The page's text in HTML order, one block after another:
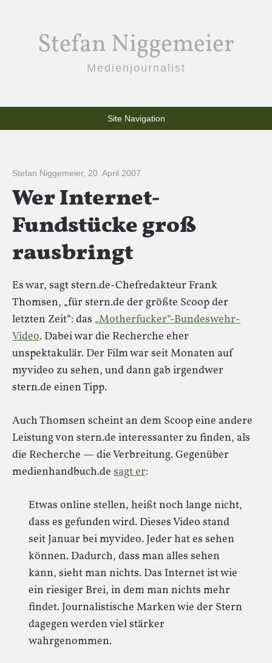
Stefan Niggemeier
Medienjournalist
Site Navigation
Stefan Niggemeier, 20. April 2007
Wer Internet-
Fundstücke groß
rausbringt
Es war, sagt stern.de-Chefredakteur Frank
Thomsen, „für stern.de der größte Scoop der
letzten Zeit“: das „Motherfucker“-Bundeswehr-
Video. Dabei war die Recherche eher
unspektakulär. Der Film war seit Monaten auf
myvideo zu sehen, und dann gab irgendwer
stern.de einen Tipp.
Auch Thomsen scheint an dem Scoop eine andere
Leistung von stern.de interessanter zu finden, als
die Recherche — die Verbreitung. Gegenüber
medienhandbuch.de sagt er:
Etwas online stellen, heißt noch lange nicht,
dass es gefunden wird. Dieses Video stand
seit Januar bei myvideo. Jeder hat es sehen
können. Dadurch, dass man alles sehen
kann, sieht man nichts. Das Internet ist wie
ein riesiger Brei, in dem man nichts mehr
findet. Journalistische Marken wie der Stern
dagegen werden viel stärker
wahrgenommen.